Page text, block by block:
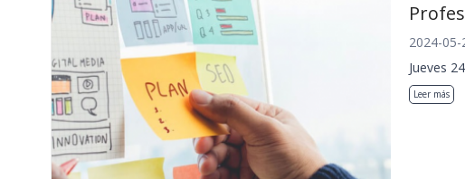
2024-05-
Jueves
Leer más